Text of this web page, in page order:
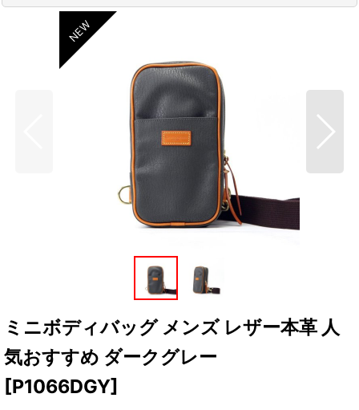
ミニボディバッグ メンズ レザー本革 人
気おすすめ ダークグレー
[P1066DGY]